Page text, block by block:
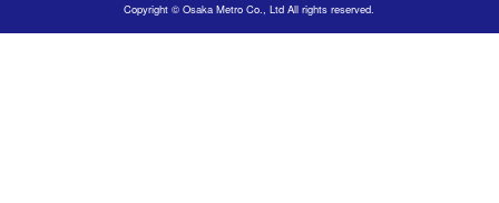
Copyright © Osaka Metro Co., Ltd All rights reserved.